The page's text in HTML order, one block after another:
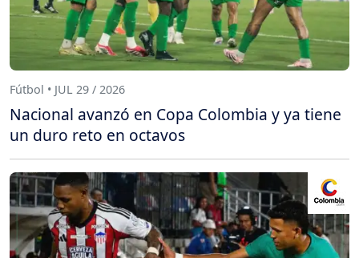
Fútbol • JUL 29 / 2026
Nacional avanzó en Copa Colombia y ya tiene
un duro reto en octavos